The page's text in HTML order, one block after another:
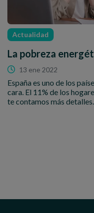
Actualidad
La pobreza
13 ene 2022
España es uno de los
cara. El 11% de los
te contamos más detalles.